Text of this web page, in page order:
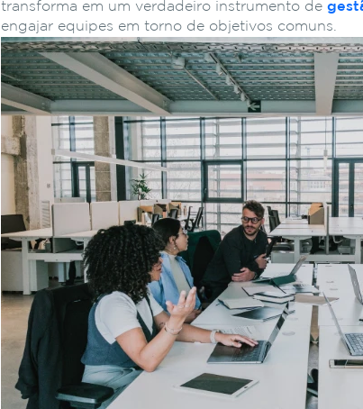
transforma em um verdadeiro instrumento de
engajar equipes em torno de objetivos comuns.